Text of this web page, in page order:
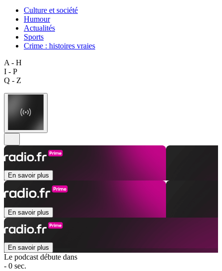
Culture et société
Humour
Actualités
Sports
Crime : histoires vraies
A - H
I - P
Q - Z
En savoir plus
En savoir plus
En savoir plus
Le podcast débute dans
- 0 sec.